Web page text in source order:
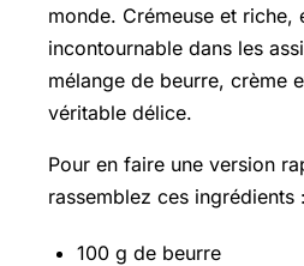
monde. Crémeuse et riche,
incontournable dans les
mélange de beurre, crème
véritable délice.
Pour en faire une version
rassemblez ces ingrédients :
100 g de beurre